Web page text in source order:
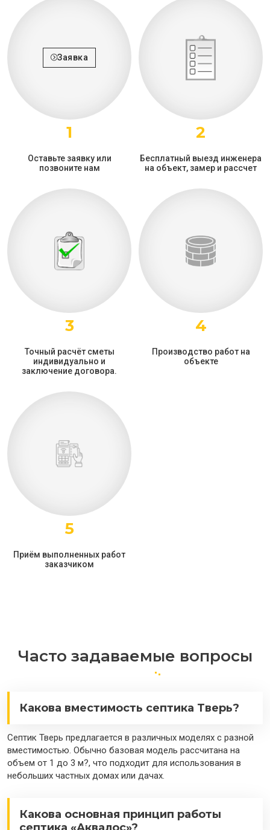
Заявка
1
Оставьте заявку или
позвоните нам
2
Бесплатный выезд инженера
на объект, замер и рассчет
3
Точный расчёт сметы
индивидуально и
заключение договора.
4
Производство работ на
объекте
5
Приём выполненных работ
заказчиком
Часто задаваемые вопросы
Какова вместимость септика Тверь?
Септик Тверь предлагается в различных моделях с разной
вместимостью. Обычно базовая модель рассчитана на
объем от 1 до 3 м?, что подходит для использования в
небольших частных домах или дачах.
Какова основная принцип работы